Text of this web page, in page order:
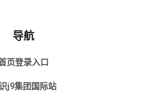
导航
页登录入口
j9集团国际站